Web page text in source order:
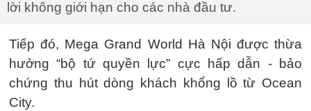
lời không giới hạn cho các nhà đầu tư.
Tiếp đó, Mega Grand World Hà Nội được thừa
hưởng “bộ tứ quyền lực” cực hấp dẫn - bảo
chứng thu hút dòng khách khổng lồ từ Ocean
City.